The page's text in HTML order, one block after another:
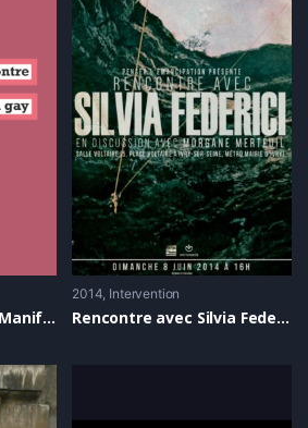
Alain Naze présente Manifeste contre la normalisation gay
2014 Intervention
Rencontre avec Silvia Federici– en discussion avec Morgane Merteuil (STRASS)